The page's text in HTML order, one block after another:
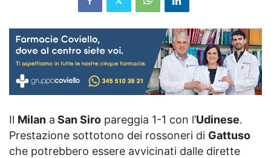
Il Milan a San Siro pareggia 1-1 con l’Udinese.
Prestazione sottotono dei rossoneri di Gattuso
che potrebbero essere avvicinati dalle dirette